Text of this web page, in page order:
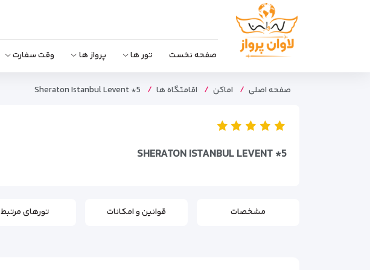
صفحه نخست تور ها پرواز ها وقت سفارت
صفحه اصلی اماکن اقامتگاه ها Sheraton Istanbul Levent *5
SHERATON ISTANBUL LEVENT *5
مشخصات قوانین و امکانات تورهای مرتبط